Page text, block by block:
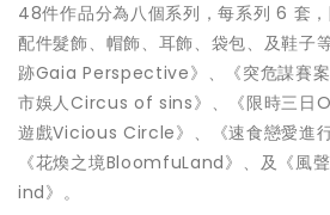
48件作品分為八個系列，每系列 6 套
配件髮飾、帽飾、耳飾、袋包、及鞋子
跡Gaia Perspective》、《突危謀賽案
市娛人Circus of sins》、《限時三日
遊戲Vicious Circle》、《速食戀愛進
《花煥之境BloomfuLand》、及《
ind》。